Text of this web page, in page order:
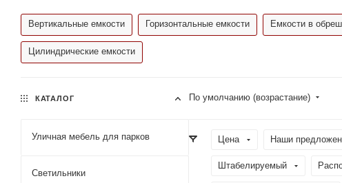
Вертикальные емкости Горизонтальные емкости Емкости в
Цилиндрические емкости
По умолчанию (возрастание)
Цена Наши
Штабелируемый
КАТАЛОГ
Уличная мебель для парков
Светильники